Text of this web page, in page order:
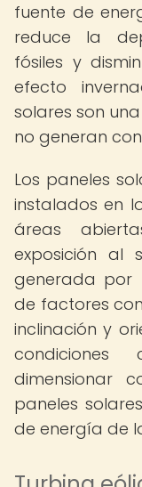
fuente de
reduce la
fósiles y
efecto
solares son
no generan
Los paneles
instalados en
áreas
exposición al
generada por
de factores
inclinación y
condiciones
dimensionar
paneles
de energía de